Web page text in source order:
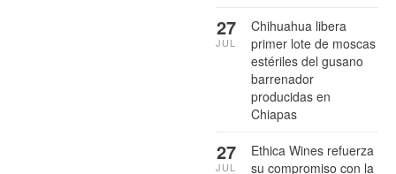
Chihuahua libera
primer lote de moscas
estériles del gusano
barrenador
producidas en
Chiapas
27
JUL
Ethica Wines refuerza
su compromiso con la
27
JUL